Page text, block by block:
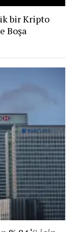
bir Kripto
Boşa